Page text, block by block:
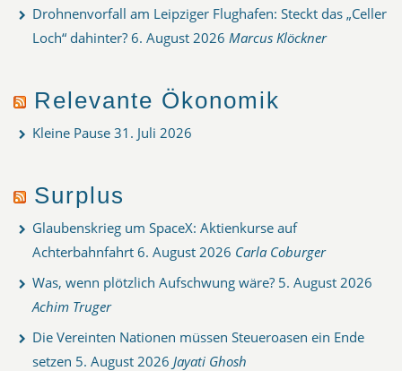
Drohnenvorfall am Leipziger Flughafen: Steckt das „Celler
Loch“ dahinter? 6. August 2026 Marcus Klöckner
Relevante Ökonomik
Kleine Pause 31. Juli 2026
Surplus
Glaubenskrieg um SpaceX: Aktienkurse auf
Achterbahnfahrt 6. August 2026 Carla Coburger
Was, wenn plötzlich Aufschwung wäre? 5. August 2026
Achim Truger
Die Vereinten Nationen müssen Steueroasen ein Ende
setzen 5. August 2026 Jayati Ghosh